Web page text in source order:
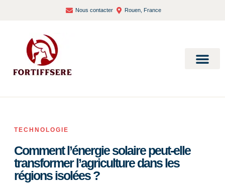
Nous contacter Rouen, France
TECHNOLOGIE
Comment l’énergie solaire peut-elle
transformer l’agriculture dans les
régions isolées ?